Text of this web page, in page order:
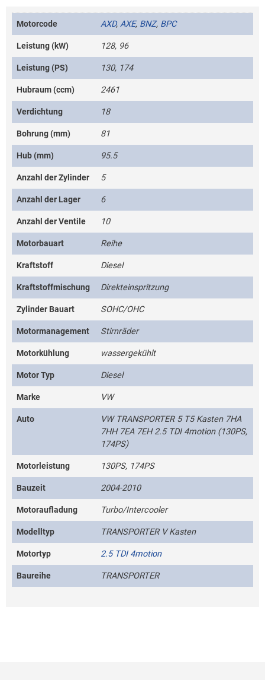
Motorcode AXD, AXE, BNZ, BPC
Leistung (kW) 128, 96
Leistung (PS) 130, 174
Hubraum (ccm) 2461
Verdichtung 18
Bohrung (mm) 81
Hub (mm) 95.5
Anzahl der Zylinder 5
Anzahl der Lager 6
Anzahl der Ventile 10
Motorbauart Reihe
Kraftstoff Diesel
Kraftstoffmischung Direkteinspritzung
Zylinder Bauart SOHC/OHC
Motormanagement Stirnräder
Motorkühlung wassergekühlt
Motor Typ Diesel
Marke VW
Auto
VW TRANSPORTER 5 T5 Kasten 7HA
7HH 7EA 7EH 2.5 TDI 4motion (130PS,
174PS)
Motorleistung 130PS, 174PS
Bauzeit 2004-2010
Motoraufladung Turbo/Intercooler
Modelltyp TRANSPORTER V Kasten
Motortyp 2.5 TDI 4motion
Baureihe TRANSPORTER